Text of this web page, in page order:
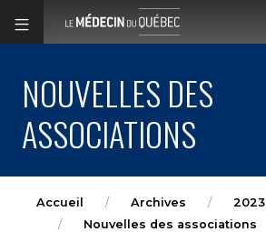
NOUVELLES DES
ASSOCIATIONS
Accueil Archives 2023
Nouvelles des associations